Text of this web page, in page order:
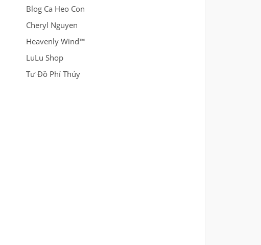
Blog Ca Heo Con
Cheryl Nguyen
Heavenly Wind™
LuLu Shop
Tư Đồ Phỉ Thúy